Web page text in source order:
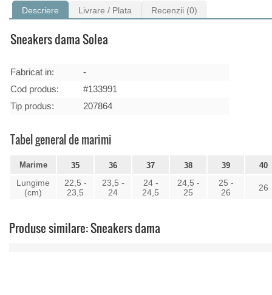
Descriere Livrare / Plata Recenzii (0)
Sneakers dama Solea
Fabricat in:
-
Cod produs:
#133991
Tip produs:
207864
Tabel general de marimi
Marime 35 36 37 38 39 40
Lungime
(cm)
22,5 -
23,5
23,5 -
24
24 -
24,5
24,5 -
25
25 -
26
26
Produse similare: Sneakers dama